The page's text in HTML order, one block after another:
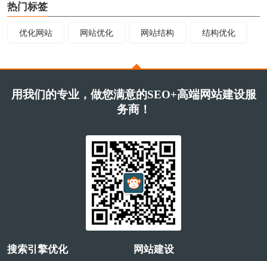
热门标签
优化网站 网站优化 网站结构 结构优化
用我们的专业，做您满意的SEO+高端网站建设服
务商！
搜索引擎优化 网站建设